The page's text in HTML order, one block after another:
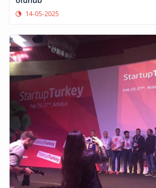
14-05-2025